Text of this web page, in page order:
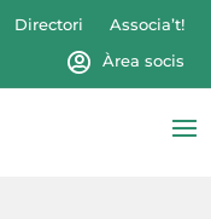
Directori
Associa’t!
Àrea socis